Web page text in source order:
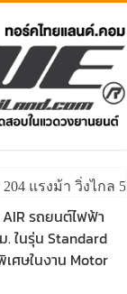
แรงม้า วิ่งไกล
ปรับโฉมหน้าใหม่
AIR รถยนต์ไฟฟ้า
. ในรุ่น Standard
ศษในงาน Motor